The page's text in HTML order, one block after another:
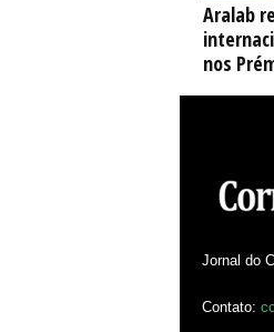
Aralab
nos
Jornal do
Contato: